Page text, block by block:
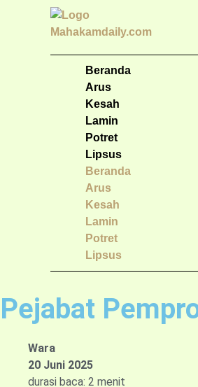
Beranda
Arus
Kesah
Lamin
Potret
Lipsus
Beranda
Arus
Kesah
Lamin
Potret
Lipsus
Pejabat
Wara
20 Juni 2025
durasi baca: 2 menit